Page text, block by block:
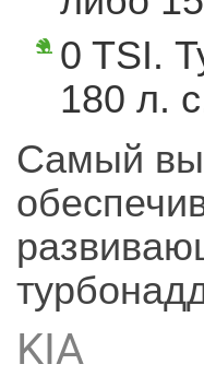
0 TSI.
180 л.
Самый
KIA